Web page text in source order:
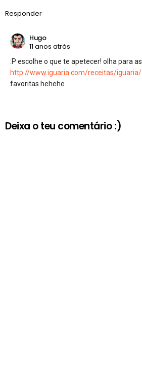
Responder
Hugo
11 anos atrás
:P escolhe o que te apetecer! olha para as
http://www.iguaria.com/receitas/iguaria/
favoritas hehehe
Deixa o teu comentário :)